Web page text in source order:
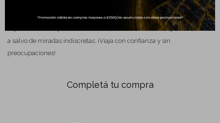
Seguridad ante todo: ¿Quieres viajar con la tranquilidad de que tus
pertenencias están protegidas? Los cierres principales de esta mochila
te permiten incorporar un candado, manteniendo tus objetos de valor
a salvo de miradas indiscretas. ¡Viaja con confianza y sin
preocupaciones!
Completá tu compra